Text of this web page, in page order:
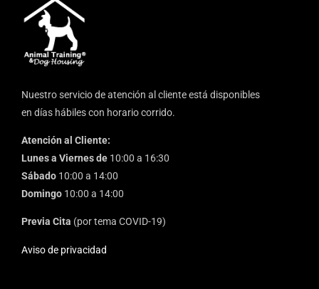
Nuestro servicio de atención al cliente está disponibles
en días hábiles con horario corrido.
Atención al Cliente:
Lunes a Viernes de 10:00 a 16:30
Sábado 10:00 a 14:00
Domingo 10:00 a 14:00
Previa Cita (por tema COVID-19)
Aviso de privacidad